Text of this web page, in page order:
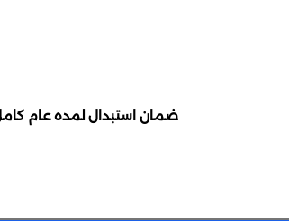
ضمان استبدال لمده عام